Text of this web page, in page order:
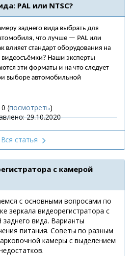
PAL или NTSC?
заднего вида выбрать для
что лучше — PAL или
влияет стандарт оборудования на
видеосъёмки? Наши эксперты
эти форматы и на что следует
выборе автомобильной
(посмотреть)
29.10.2020
Вся статья
с камерой
с основными вопросами по
зеркала видеорегистратора с
заднего вида. Варианты
питания. Советы по разным
камеры с выделением